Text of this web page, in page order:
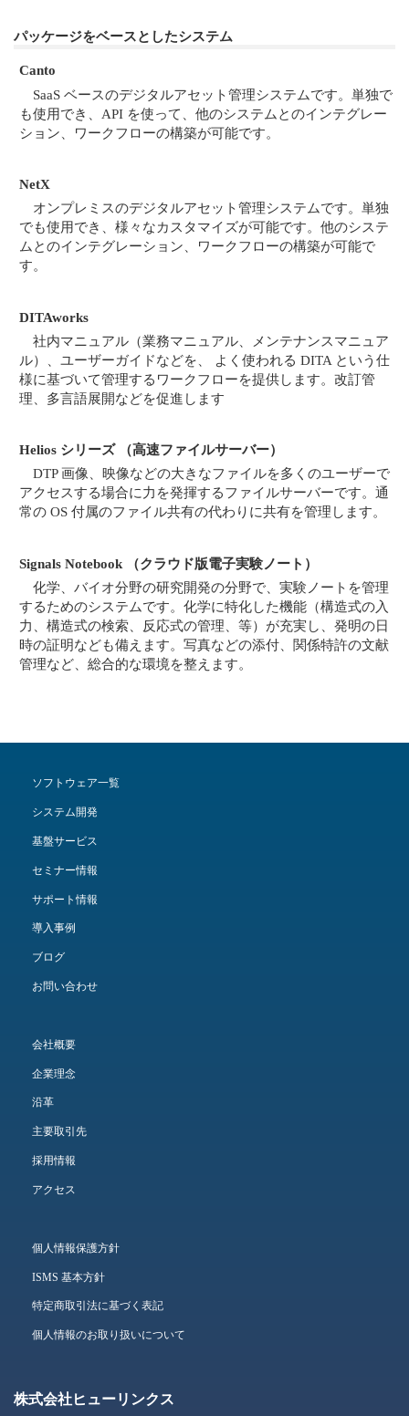
パッケージをベースとしたシステム
Canto
SaaS ベースのデジタルアセット管理システムです。単独で
も使用でき、API を使って、他のシステムとのインテグレー
ション、ワークフローの構築が可能です。
NetX
オンプレミスのデジタルアセット管理システムです。単独
でも使用でき、様々なカスタマイズが可能です。他のシステ
ムとのインテグレーション、ワークフローの構築が可能で
す。
DITAworks
社内マニュアル（業務マニュアル、メンテナンスマニュア
ル）、ユーザーガイドなどを、 よく使われる DITA という仕
様に基づいて管理するワークフローを提供します。改訂管
理、多言語展開などを促進します
Helios シリーズ （高速ファイルサーバー）
DTP 画像、映像などの大きなファイルを多くのユーザーで
アクセスする場合に力を発揮するファイルサーバーです。通
常の OS 付属のファイル共有の代わりに共有を管理します。
Signals Notebook （クラウド版電子実験ノート）
化学、バイオ分野の研究開発の分野で、実験ノートを管理
するためのシステムです。化学に特化した機能（構造式の入
力、構造式の検索、反応式の管理、等）が充実し、発明の日
時の証明なども備えます。写真などの添付、関係特許の文献
管理など、総合的な環境を整えます。
ソフトウェア一覧
システム開発
基盤サービス
セミナー情報
サポート情報
導入事例
ブログ
お問い合わせ
会社概要
企業理念
沿革
主要取引先
採用情報
アクセス
個人情報保護方針
ISMS 基本方針
特定商取引法に基づく表記
個人情報のお取り扱いについて
株式会社ヒューリンクス